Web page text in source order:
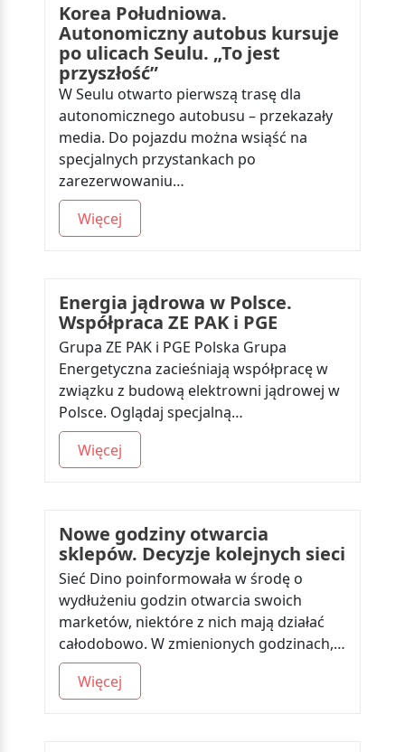
Korea Południowa.
Autonomiczny autobus kursuje
po ulicach Seulu. „To jest
przyszłość”
W Seulu otwarto pierwszą trasę dla
autonomicznego autobusu – przekazały
media. Do pojazdu można wsiąść na
specjalnych przystankach po
zarezerwowaniu…
Więcej
Energia jądrowa w Polsce.
Współpraca ZE PAK i PGE
Grupa ZE PAK i PGE Polska Grupa
Energetyczna zacieśniają współpracę w
związku z budową elektrowni jądrowej w
Polsce. Oglądaj specjalną…
Więcej
Nowe godziny otwarcia
sklepów. Decyzje kolejnych sieci
Sieć Dino poinformowała w środę o
wydłużeniu godzin otwarcia swoich
marketów, niektóre z nich mają działać
całodobowo. W zmienionych godzinach,…
Więcej